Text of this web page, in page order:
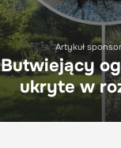
Artykuł
Butwiejący
ukryte w